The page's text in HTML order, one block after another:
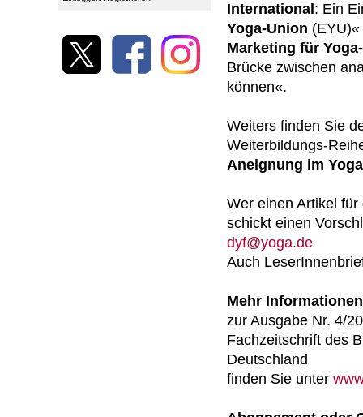
International : Ein
Yoga-Union
Marketing für
Brücke zwischen
können«.
Weiters finden Sie
Weiterbildungs-
Aneignung im Yoga
Wer einen Artikel
schickt einen
dyf@yoga.de
Auch
Mehr
zur Ausgabe Nr. 4/
Fachzeitschrift des
Deutschland
finden Sie unter